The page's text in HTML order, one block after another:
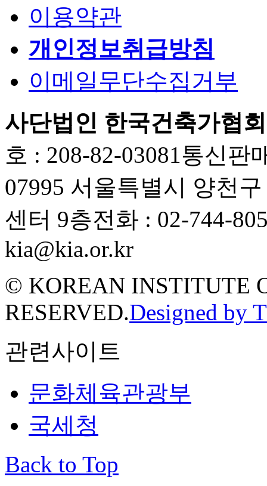
이용약관
개인정보취급방침
이메일무단수집거부
사단법인 한국건축가협회
호 : 208-82-03081 통신판
07995 서울특별시 양천
센터 9층전화 : 02-744-
kia@kia.or.kr
© KOREAN INSTITUTE
RESERVED.Designed by
관련사이트
문화체육관광부
국세청
Back to Top